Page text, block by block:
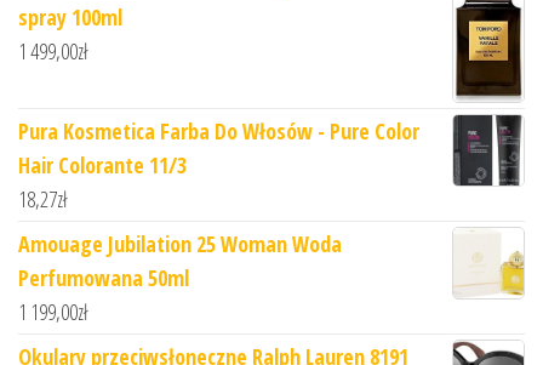
spray 100ml
1 499,00zł
Pura Kosmetica Farba Do Włosów - Pure Color
Hair Colorante 11/3
18,27zł
Amouage Jubilation 25 Woman Woda
Perfumowana 50ml
1 199,00zł
Okulary przeciwsłoneczne Ralph Lauren 8191